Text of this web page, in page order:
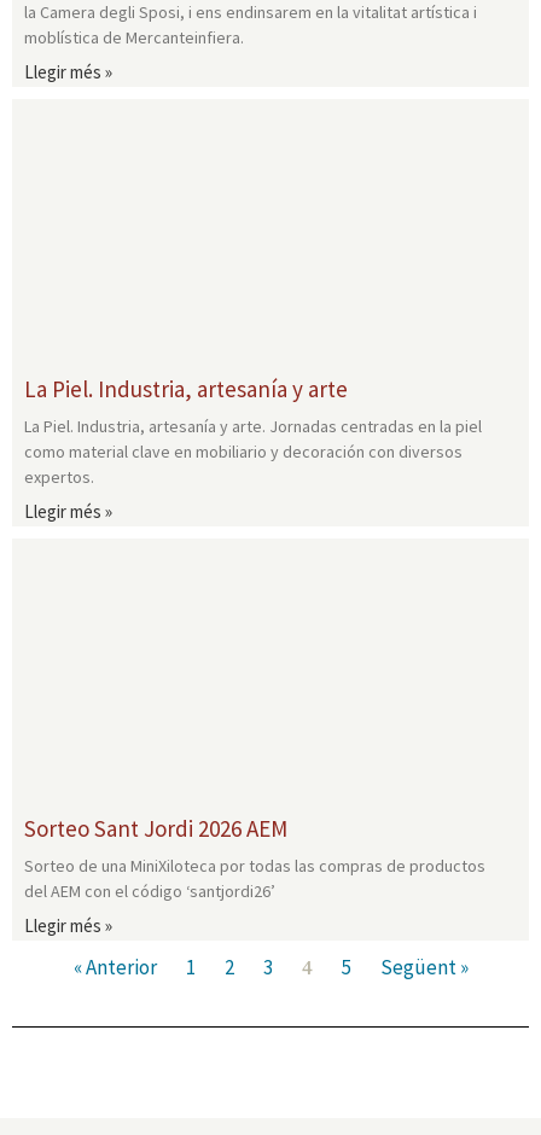
la Camera degli Sposi, i ens endinsarem en la vitalitat artística i
moblística de Mercanteinfiera.
Llegir més »
La Piel. Industria, artesanía y arte
La Piel. Industria, artesanía y arte. Jornadas centradas en la piel
como material clave en mobiliario y decoración con diversos
expertos.
Llegir més »
Sorteo Sant Jordi 2026 AEM
Sorteo de una MiniXiloteca por todas las compras de productos
del AEM con el código ‘santjordi26’
Llegir més »
« Anterior 1 2 3 4 5 Següent »